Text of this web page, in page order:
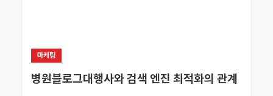
마케팅
병원블로그대행사와 검색 엔진 최적화의 관계